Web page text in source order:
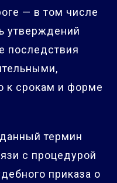
— в том числе
утверждений
последствия
к срокам и форме
термин
с процедурой
приказа о